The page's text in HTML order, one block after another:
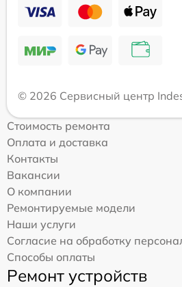
© 2026 Сервисный центр
Стоимость ремонта
Оплата и доставка
Контакты
Вакансии
О компании
Ремонтируемые модели
Наши услуги
Согласие на обработку
Способы оплаты
Ремонт устройств